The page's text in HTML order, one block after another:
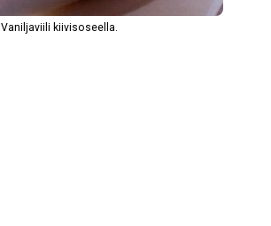
Vaniljaviili kiivisoseella.